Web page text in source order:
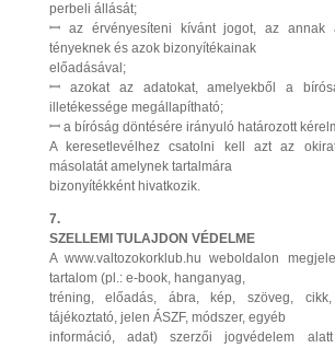
perbeli állását;
ꟷ az érvényesíteni kívánt jogot, az annak
tényeknek és azok bizonyítékainak
előadásával;
ꟷ azokat az adatokat, amelyekből a
illetékessége megállapítható;
ꟷ a bíróság döntésére irányuló határozott
A keresetlevélhez csatolni kell azt az
másolatát amelynek tartalmára
bizonyítékként hivatkozik.
7.
SZELLEMI TULAJDON VÉDELME
A www.valtozokorklub.hu weboldalon
tartalom (pl.: e-book, hanganyag,
tréning, előadás, ábra, kép, szöveg, cikk,
tájékoztató, jelen ÁSZF, módszer, egyéb
információ, adat) szerzői jogvédelem